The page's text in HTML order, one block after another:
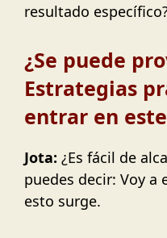
resultado
¿Se puede
Estrategias
entrar en
Jota: ¿Es fácil de
puedes decir: Voy a
esto surge.